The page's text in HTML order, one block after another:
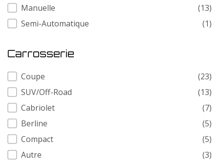
Manuelle
(13)
Semi-Automatique
(1)
Carrosserie
Carrosserie
Coupe
(23)
SUV/Off-Road
(13)
Cabriolet
(7)
Berline
(5)
Compact
(5)
Autre
(3)